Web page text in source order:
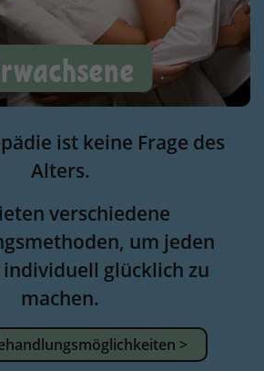
ist keine Frage des
Alters.
verschiedene
um jeden
glücklich zu
machen.
>